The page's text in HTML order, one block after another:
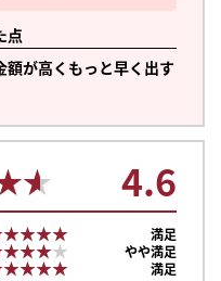
点
額が高くもっと早く出す
4.6
満足
やや満足
満足